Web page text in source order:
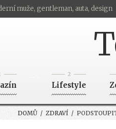
muže, gentleman, auta, design
2
Lifestyle
DOMŮ / ZDRAVÍ /